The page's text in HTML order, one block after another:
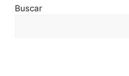
Buscar